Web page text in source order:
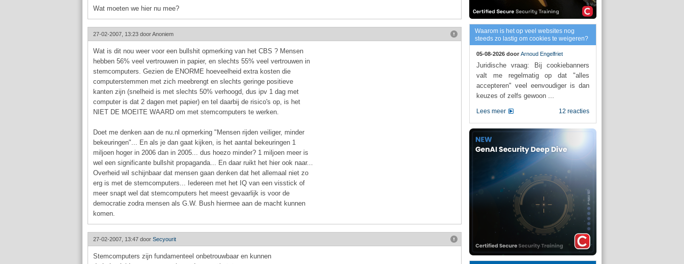
Wat moeten we hier nu mee?
27-02-2007, 13:23 doorAnoniem
Wat is dit nou weer voor een bullshit opmerking van het CBS ? Mensen
hebben 56% veel vertrouwen in papier, en slechts 55% veel vertrouwen in
stemcomputers. Gezien de ENORME hoeveelheid extra kosten die
computerstemmen met zich meebrengt en slechts geringe positieve
kanten zijn (snelheid is met slechts 50% verhoogd, dus ipv 1 dag met
computer is dat 2 dagen met papier) en tel daarbij de risico's op, is het
NIET DE MOEITE WAARD om met stemcomputers te werken.
Doet me denken aan de nu.nl opmerking "Mensen rijden veiliger, minder
bekeuringen"... En als je dan gaat kijken, is het aantal bekeuringen 1
miljoen hoger in 2006 dan in 2005... dus hoezo minder? 1 miljoen meer is
wel een significante bullshit propaganda... En daar ruikt het hier ook naar...
Overheid wil schijnbaar dat mensen gaan denken dat het allemaal niet zo
erg is met de stemcomputers... Iedereen met het IQ van een visstick of
meer snapt wel dat stemcomputers het meest gevaarlijk is voor de
democratie zodra mensen als G.W. Bush hiermee aan de macht kunnen
komen.
27-02-2007, 13:47 door Secyourit
Stemcomputers zijn fundamenteel onbetrouwbaar en kunnen
Waarom is het op veel websites nog
steeds zo lastig om cookies te weigeren?
05-08-2026 door Arnoud Engelfriet
Juridische vraag: Bij cookiebanners
valt me regelmatig op dat "alles
accepteren" veel eenvoudiger is dan
keuzes of zelfs gewoon ...
12 reacties
Lees meer